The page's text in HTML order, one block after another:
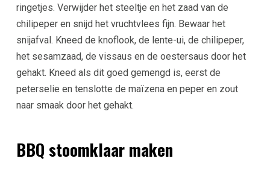
ringetjes. Verwijder het steeltje en het zaad van de
chilipeper en snijd het vruchtvlees fijn. Bewaar het
snijafval. Kneed de knoflook, de lente-ui, de chilipeper,
het sesamzaad, de vissaus en de oestersaus door het
gehakt. Kneed als dit goed gemengd is, eerst de
peterselie en tenslotte de maïzena en peper en zout
naar smaak door het gehakt.
BBQ stoomklaar maken